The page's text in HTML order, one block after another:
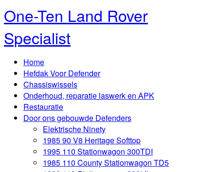
One-Ten Land Rover
Specialist
Home
Hefdak Voor Defender
Chassiswissels
Onderhoud, reparatie laswerk en APK
Restauratie
Door ons gebouwde Defenders
Elektrische Ninety
1985 90 V8 Heritage Softtop
1995 110 Stationwagon 300TDI
1985 110 County Stationwagon TD5